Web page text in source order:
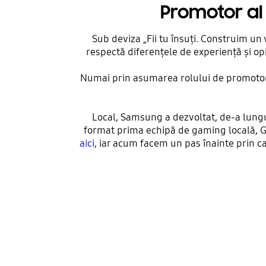
Promotor
Sub deviza „Fii tu însuți. Construim
respectă diferențele de experiență și
Numai prin asumarea rolului de
Local, Samsung a dezvoltat, de-a
format prima echipă de gaming locală,
aici, iar acum facem un pas înainte prin